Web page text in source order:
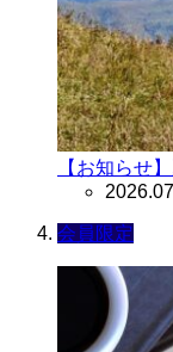
【お知らせ
会員限定